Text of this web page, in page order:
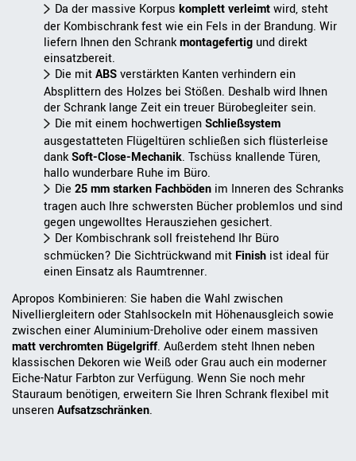
Da der massive Korpus komplett verleimtwird, steht
der Kombischrank fest wie ein Fels in der Brandung. Wir
liefern Ihnen den Schrankmontagefertig und direkt
einsatzbereit.
Die mitABSverstärkten Kanten verhindern ein
Absplittern des Holzes bei Stößen. Deshalb wird Ihnen
der Schrank lange Zeit ein treuer Bürobegleiter sein.
Die mit einem hochwertigenSchließsystem
ausgestatteten Flügeltüren schließen sich flüsterleise
dankSoft-Close-Mechanik. Tschüss knallende Türen,
hallo wunderbare Ruhe im Büro.
Die 25 mm starken Fachbödenim Inneren des Schranks
tragen auch Ihre schwersten Bücher problemlos und sind
gegen ungewolltes Herausziehen gesichert.
Der Kombischrank soll freistehend Ihr Büro
schmücken? Die Sichtrückwand mit Finish ist ideal für
einen Einsatz als Raumtrenner.
Apropos Kombinieren: Sie haben die Wahl zwischen
Nivelliergleitern oder Stahlsockeln mit Höhenausgleich sowie
zwischen einer Aluminium-Dreholive oder einem massiven
matt verchromten Bügelgriff. Außerdem steht Ihnen neben
klassischen Dekoren wie Weiß oder Grau auch ein moderner
Eiche-Natur Farbton zur Verfügung. Wenn Sie noch mehr
Stauraum benötigen, erweitern Sie Ihren Schrank flexibel mit
unserenAufsatzschränken.